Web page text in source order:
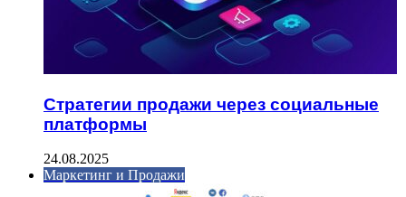
Стратегии продажи через социальные
платформы
24.08.2025
Маркетинг и Продажи